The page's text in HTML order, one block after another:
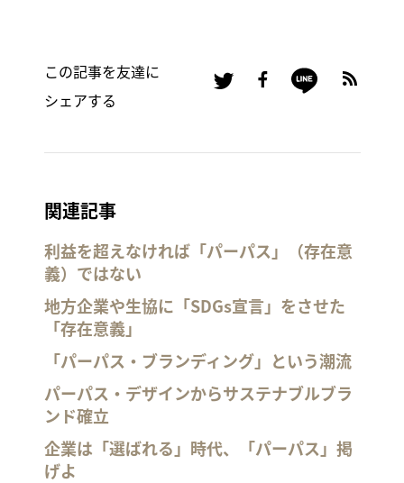
この記事を友達に
シェアする
関連記事
利益を超えなければ「パーパス」（存在意
義）ではない
地方企業や生協に「SDGs宣言」をさせた
「存在意義」
「パーパス・ブランディング」という潮流
パーパス・デザインからサステナブルブラ
ンド確立
企業は「選ばれる」時代、「パーパス」掲
げよ